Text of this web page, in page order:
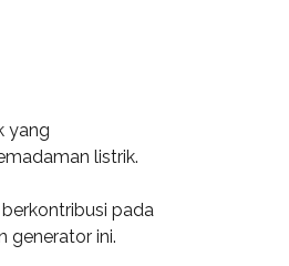
yang
listrik.
pada
generator ini.